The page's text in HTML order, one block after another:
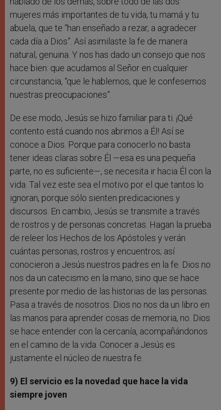
mujeres más importantes de tu vida, tu mamá y tu
abuela, que te “han enseñado a rezar, a agradecer
cada día a Dios”. Así asimilaste la fe de manera
natural, genuina. Y nos has dado un consejo que nos
hace bien: que acudamos al Señor en cualquier
circunstancia, “que le hablemos, que le confesemos
nuestras preocupaciones”.
De ese modo, Jesús se hizo familiar para ti. ¡Qué
contento está cuando nos abrimos a Él! Así se
conoce a Dios. Porque para conocerlo no basta
tener ideas claras sobre Él —esa es una pequeña
parte, no es suficiente—, se necesita ir hacia Él con la
vida. Tal vez este sea el motivo por el que tantos lo
ignoran, porque sólo sienten predicaciones y
discursos. En cambio, Jesús se transmite a través
de rostros y de personas concretas. Hagan la prueba
de releer los Hechos de los Apóstoles y verán
cuántas personas, rostros y encuentros; así
conocieron a Jesús nuestros padres en la fe. Dios no
nos da un catecismo en la mano, sino que se hace
presente por medio de las historias de las personas.
Pasa a través de nosotros. Dios no nos da un libro en
las manos para aprender cosas de memoria, no. Dios
se hace entender con la cercanía, acompañándonos
en el camino de la vida. Conocer a Jesús es
justamente el núcleo de nuestra fe.
9) El servicio es la novedad que hace la vida
siempre joven